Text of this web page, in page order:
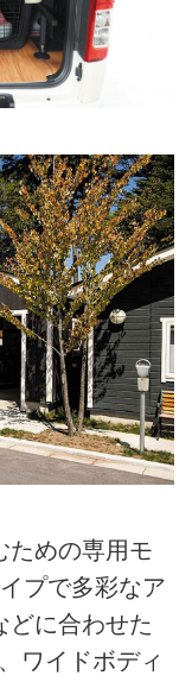
ための専用モ
プで多彩なア
どに合わせた
ワイドボディ